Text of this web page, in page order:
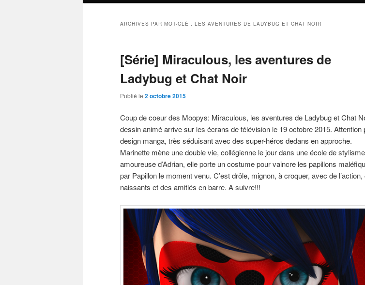
ARCHIVES PAR MOT-CLÉ : LES AVENTURES DE LADYBUG ET CHAT NOIR
[Série] Miraculous, les aventures de
Ladybug et Chat Noir
Publié le 2 octobre 2015
Coup de coeur des Moopys: Miraculous, les aventures de Ladybug et Chat
dessin animé arrive sur les écrans de télévision le 19 octobre 2015. Attention
design manga, très séduisant avec des super-héros dedans en approche.
Marinette mène une double vie, collégienne le jour dans une école de
amoureuse d’Adrian, elle porte un costume pour vaincre les papillons
par Papillon le moment venu. C’est drôle, mignon, à croquer, avec de
naissants et des amitiés en barre. A suivre!!!